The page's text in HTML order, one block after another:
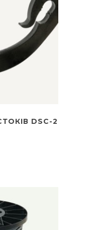
DSC-2